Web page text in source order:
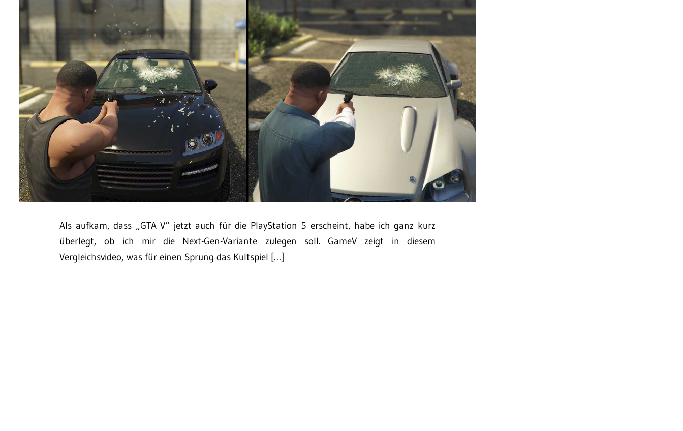
Als aufkam, dass „GTA V“ jetzt auch für die PlayStation 5 erscheint, habe ich ganz kurz
überlegt, ob ich mir die Next-Gen-Variante zulegen soll. GameV zeigt in diesem
Vergleichsvideo, was für einen Sprung das Kultspiel […]